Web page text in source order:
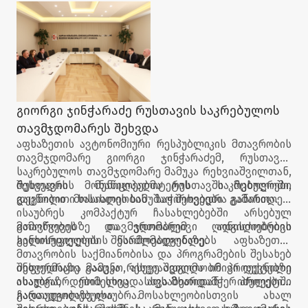
სამინისტროს მიერ, თბილისის, ბათუმის, ზუგდიდის,
ხონის, რუსთავის, ფოთის, სენაკისა და ქუთაისის
დევნილთა კომპაქტურ ჩასახლებებში
მიმდინარეობს.
გიორგი ჯინჭარაძე რუსთავის საკრებულოს
თავმჯდომარეს შეხვდა
აფხაზეთის ავტონომიური რესპუბლიკის მთავრობის
თავმჯდომარე გიორგი ჯინჭარაძემ, რუსთავის
საკრებულოს თავმჯდომარე მამუკა რეხვიაშვილთან,
რუსთავის მუნიციპალიტეტის საკრებულოში,
გაცნობითი ხასიათის სამუშაო შეხვედრა გამართა.
შეხვედრის მონაწილეებმა რუსთავში მცხოვრები
დევნილი მოსახლეობის საჭიროებები განიხილეს,
ისაუბრეს კომპაქტურ ჩასახლებებში არსებულ
გამოწვევებზე და ერთობლივი ღონისძიებების
განხორციელების შესაძლებლობაზე.
მთავრობის თავმჯდომარემ ადგილობრივი
ხელისუფლების წარმომადგენლებს აფხაზეთის
მთავრობის საქმიანობისა და პროგრამების შესახებ
ინფორმაცია გააცნო, ასევე ადგილობრივი დევნილი
ახალგაზრდების სხვადასხვა მხარდამჭერ პროექტში
ჩართულობაზე ისაუბრა.
შეხვედრაზე მამუკა რეხვიაშვილმა იმ პროექტებზე
ისაუბრა, რომელიც აფხაზეთიდან იძულებით
გადაადგილებული მოსახლეობისთვის ახალ